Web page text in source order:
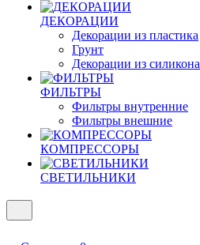
ДЕКОРАЦИИ
Декорации из пластика
Грунт
Декорации из силикона
ФИЛЬТРЫ
Фильтры внутренние
Фильтры внешние
КОМПРЕССОРЫ
СВЕТИЛЬНИКИ